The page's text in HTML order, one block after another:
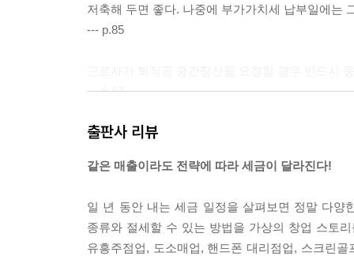
저축해 두면 좋다. 나중에 부가가치세 납부일에는
--- p.85
--- p.97
거래처로부터 재화나 용역을 공급받고 대가를 지
--- p.118~119
같은 명절 선물이라 하더라도 받는 사람이 우리
--- p.148
출판사 리뷰
같은 매출이라도 전략에 따라 세금이 달라진다!
일 년 동안 내는 세금 일정을 살펴보면 정말 다
종류와 절세할 수 있는 방법을 가상의 창업 스토
유흥주점업, 도소매업, 핸드폰 대리점업, 스크린